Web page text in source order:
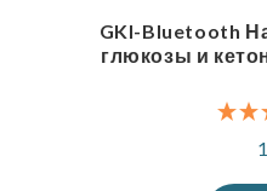
GKI-Bluetooth
глюкозы и